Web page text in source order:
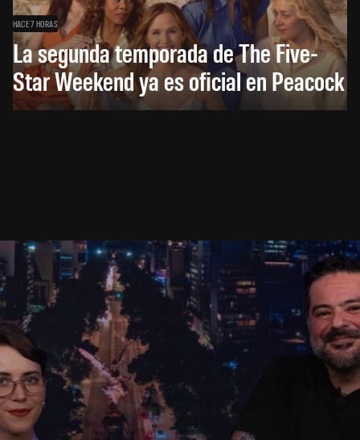
HACE 7 HORAS
La segunda temporada de The Five-
Star Weekend ya es oficial en Peacock